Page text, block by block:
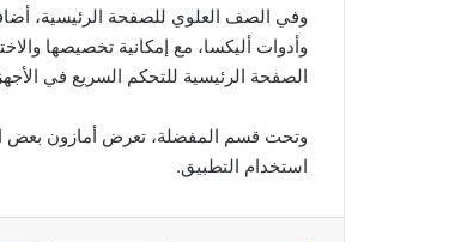
وفي الصف العلوي للصفحة الرئيسية،
الصفحة الرئيسية للتحكم السريع في
وتحت قسم المفضلة، تعرض أمازون بعض
استخدام التطبيق.